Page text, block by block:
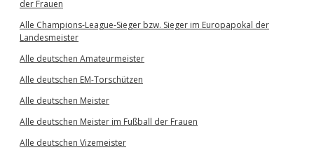
der Frauen
Alle Champions-League-Sieger bzw. Sieger im Europapokal der
Landesmeister
Alle deutschen Amateurmeister
Alle deutschen EM-Torschützen
Alle deutschen Meister
Alle deutschen Meister im Fußball der Frauen
Alle deutschen Vizemeister